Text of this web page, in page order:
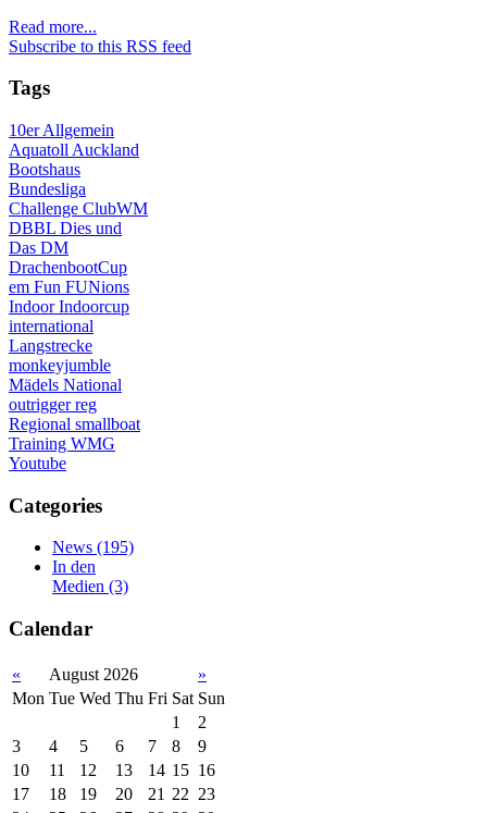
Read more...
Subscribe to this RSS feed
Tags
10erAllgemein
Aquatoll Auckland
Bootshaus
Bundesliga
Challenge ClubWM
DBBL Dies und
Das DM
DrachenbootCup
em Fun FUNions
IndoorIndoorcup
international
Langstrecke
monkeyjumble
Mädels National
outriggerreg
Regional smallboat
Training WMG
Youtube
Categories
News (195)
In den
Medien (3)
Calendar
« August 2026
»
Mon Tue Wed Thu Fri Sat Sun
1
2
3
4 5 6 7 8
9
10
11 12 13 14 15 16
17
18 19 20 21 22 23